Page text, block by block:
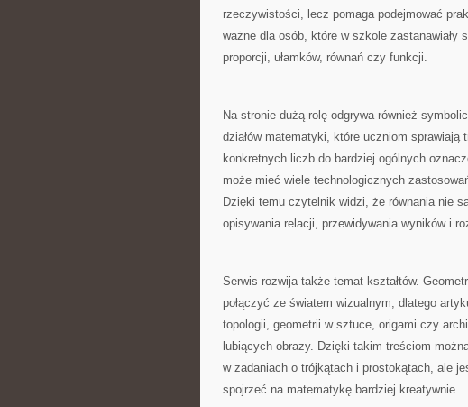
rzeczywistości, lecz pomaga podejmować
ważne dla osób, które w szkole zastanawiały
proporcji, ułamków, równań czy funkcji.
Na stronie dużą rolę odgrywa również
działów matematyki, które uczniom sprawiają
konkretnych liczb do bardziej ogólnych
może mieć wiele technologicznych
Dzięki temu czytelnik widzi, że równania nie
opisywania relacji, przewidywania wyników i
Serwis rozwija także temat kształtów.
połączyć ze światem wizualnym, dlatego
topologii, geometrii w sztuce, origami czy
lubiących obrazy. Dzięki takim treściom
w zadaniach o trójkątach i prostokątach, ale
spojrzeć na matematykę bardziej kreatywnie.